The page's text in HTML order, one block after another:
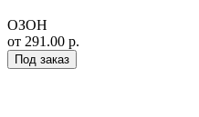
ОЗОН
от 291.00 р.
Под заказ